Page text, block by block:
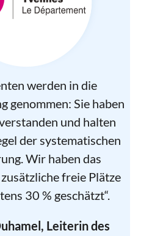
werden in die
genommen: Sie haben
und halten
der systematischen
Wir haben das
freie Plätze
30 % geschätzt“.
Leiterin des